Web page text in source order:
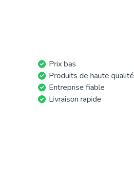
Prix bas
Produits de haute qualité
Entreprise fiable
Livraison rapide